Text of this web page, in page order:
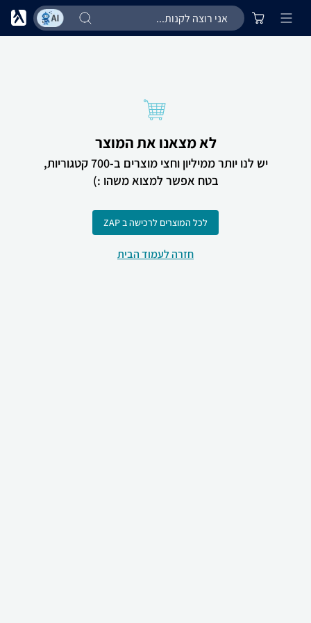
לא מצאנו את המוצר
יש לנו יותר ממיליון וחצי מוצרים ב-700 קטגוריות,
בטח אפשר למצוא משהו :)
לכל המוצרים לרכישה ב ZAP
חזרה לעמוד הבית